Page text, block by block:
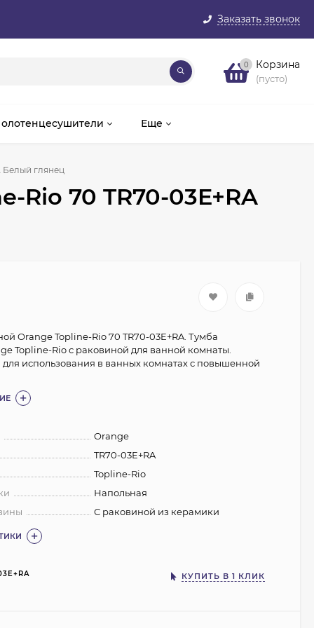
Заказать звонок
0 Корзина
(пусто)
Еще
Белый глянец
Rio 70 TR70-03E+RA
Orange Topline-Rio 70 TR70-03E+RA. Тумба
Topline-Rio с раковиной для ванной комнаты.
использования в ванных комнатах с повышенной
Orange
TR70-03E+RA
Topline-Rio
Напольная
С раковиной из керамики
КУПИТЬ В 1 КЛИК